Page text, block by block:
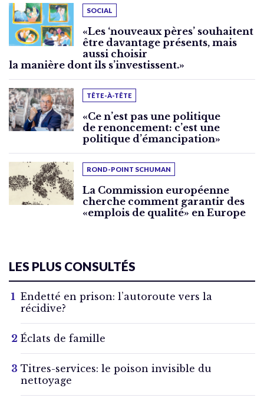
SOCIAL
«Les ‘nouveaux pères’ souhaitent
être davantage présents, mais
aussi choisir
la manière dont ils s’investissent.»
TÊTE-À-TÊTE
«Ce n’est pas une politique
de renoncement: c’est une
politique d’émancipation»
ROND-POINT SCHUMAN
La Commission européenne
cherche comment garantir des
«emplois de qualité» en Europe
LES PLUS CONSULTÉS
Endetté en prison: l’autoroute vers la
récidive?
Éclats de famille
Titres-services: le poison invisible du
nettoyage